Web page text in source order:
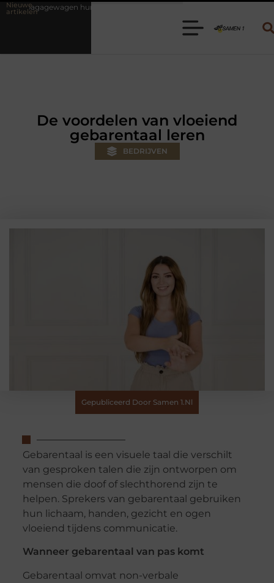
Nieuwe
artikelenKies de juiste aanhanger voor jouw klus
De voordelen van vloeiend
gebarentaal leren
BEDRIJVEN
Gepubliceerd Door Samen 1.nl
Gebarentaal is een visuele taal die verschilt
van gesproken talen die zijn ontworpen om
mensen die doof of slechthorend zijn te
helpen. Sprekers van gebarentaal gebruiken
hun lichaam, handen, gezicht en ogen
vloeiend tijdens communicatie.
Wanneer gebarentaal van pas komt
Gebarentaal omvat non-verbale